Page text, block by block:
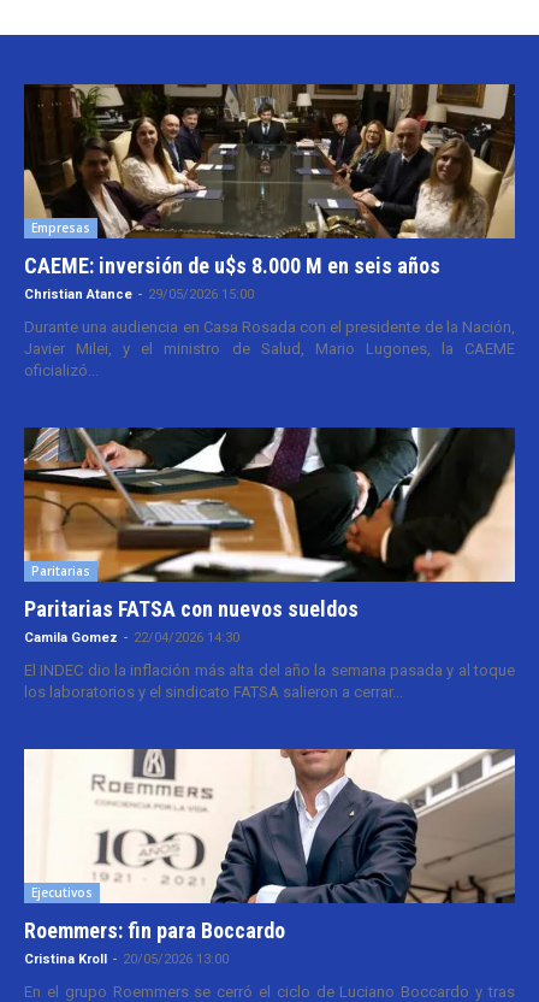
Empresas
CAEME: inversión de u$s 8.000 M en seis años
Christian Atance - 29/05/2026 15:00
Durante una audiencia en Casa Rosada con el presidente de la Nación,
Javier Milei, y el ministro de Salud, Mario Lugones, la CAEME
oficializó...
Paritarias
Paritarias FATSA con nuevos sueldos
Camila Gomez - 22/04/2026 14:30
El INDEC dio la inflación más alta del año la semana pasada y al toque
los laboratorios y el sindicato FATSA salieron a cerrar...
Ejecutivos
Roemmers: fin para Boccardo
Cristina Kroll - 20/05/2026 13:00
En el grupo Roemmers se cerró el ciclo de Luciano Boccardo y tras